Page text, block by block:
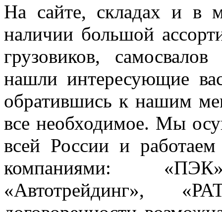
На сайте, складах и в
наличии большой
грузовиков,
нашли интересующие
обратившись к нашим
все необходимое. Мы
всей России и
компаниями:
«Автотрейдинг»,